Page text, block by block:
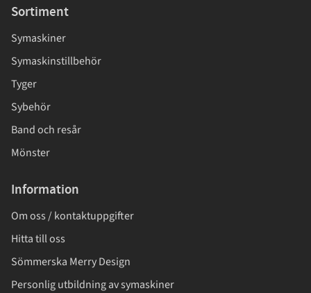
Sortiment
Symaskiner
Symaskinstillbehör
Tyger
Sybehör
Band och resår
Mönster
Information
Om oss / kontaktuppgifter
Hitta till oss
Sömmerska Merry Design
Personlig utbildning av symaskiner